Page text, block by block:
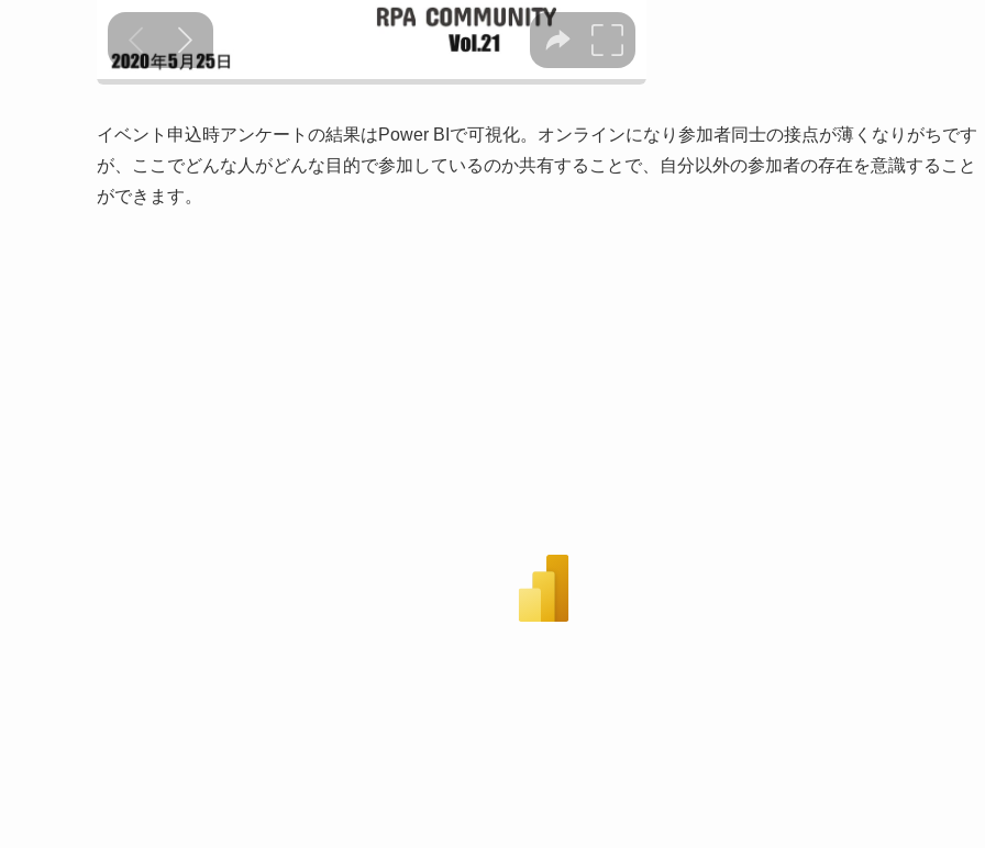
イベント申込時アンケートの結果はPower BIで可視化。オンラインになり参加者同士の接点が薄くなりがちです
が、ここでどんな人がどんな目的で参加しているのか共有することで、自分以外の参加者の存在を意識すること
ができます。